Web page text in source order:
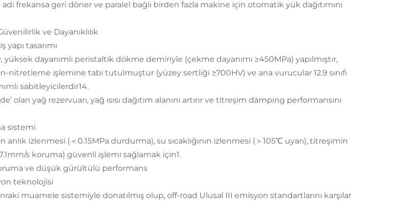
frekansa geri döner ve paralel bağlı birden fazla makine için otomatik yük dağıtımını
ve Dayanıklılık
yapı tasarımı
yüksek dayanımlı peristaltik dökme demiriyle (çekme dayanımı ≥450MPa) yapılmıştır,
nitretleme işlemine tabi tutulmuştur (yüzey sertliği ≥700HV) ve ana vurucular 12.9 sınıfı
sabitleyicilerdir14.
olan yağ rezervuarı, yağ ısısı dağıtım alanını artırır ve titreşim dämping performansını
sistemi
anlık izlenmesi (＜0.15MPa durdurma), su sıcaklığının izlenmesi (＞105℃ uyarı), titreşimin
s koruma) güvenli işlemi sağlamak için1.
ve düşük gürültülü performans
teknolojisi
muamele sistemiyle donatılmış olup, off-road Ulusal III emisyon standartlarını karşılar